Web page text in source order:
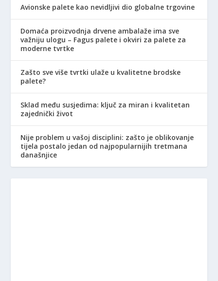
Avionske palete kao nevidljivi dio globalne trgovine
Domaća proizvodnja drvene ambalaže ima sve
važniju ulogu – Fagus palete i okviri za palete za
moderne tvrtke
Zašto sve više tvrtki ulaže u kvalitetne brodske
palete?
Sklad među susjedima: ključ za miran i kvalitetan
zajednički život
Nije problem u vašoj disciplini: zašto je oblikovanje
tijela postalo jedan od najpopularnijih tretmana
današnjice